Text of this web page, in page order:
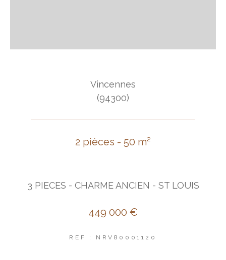
Vincennes
(94300)
2 pièces - 50 m²
3 PIECES - CHARME ANCIEN - ST LOUIS
449 000 €
REF : NRV80001120